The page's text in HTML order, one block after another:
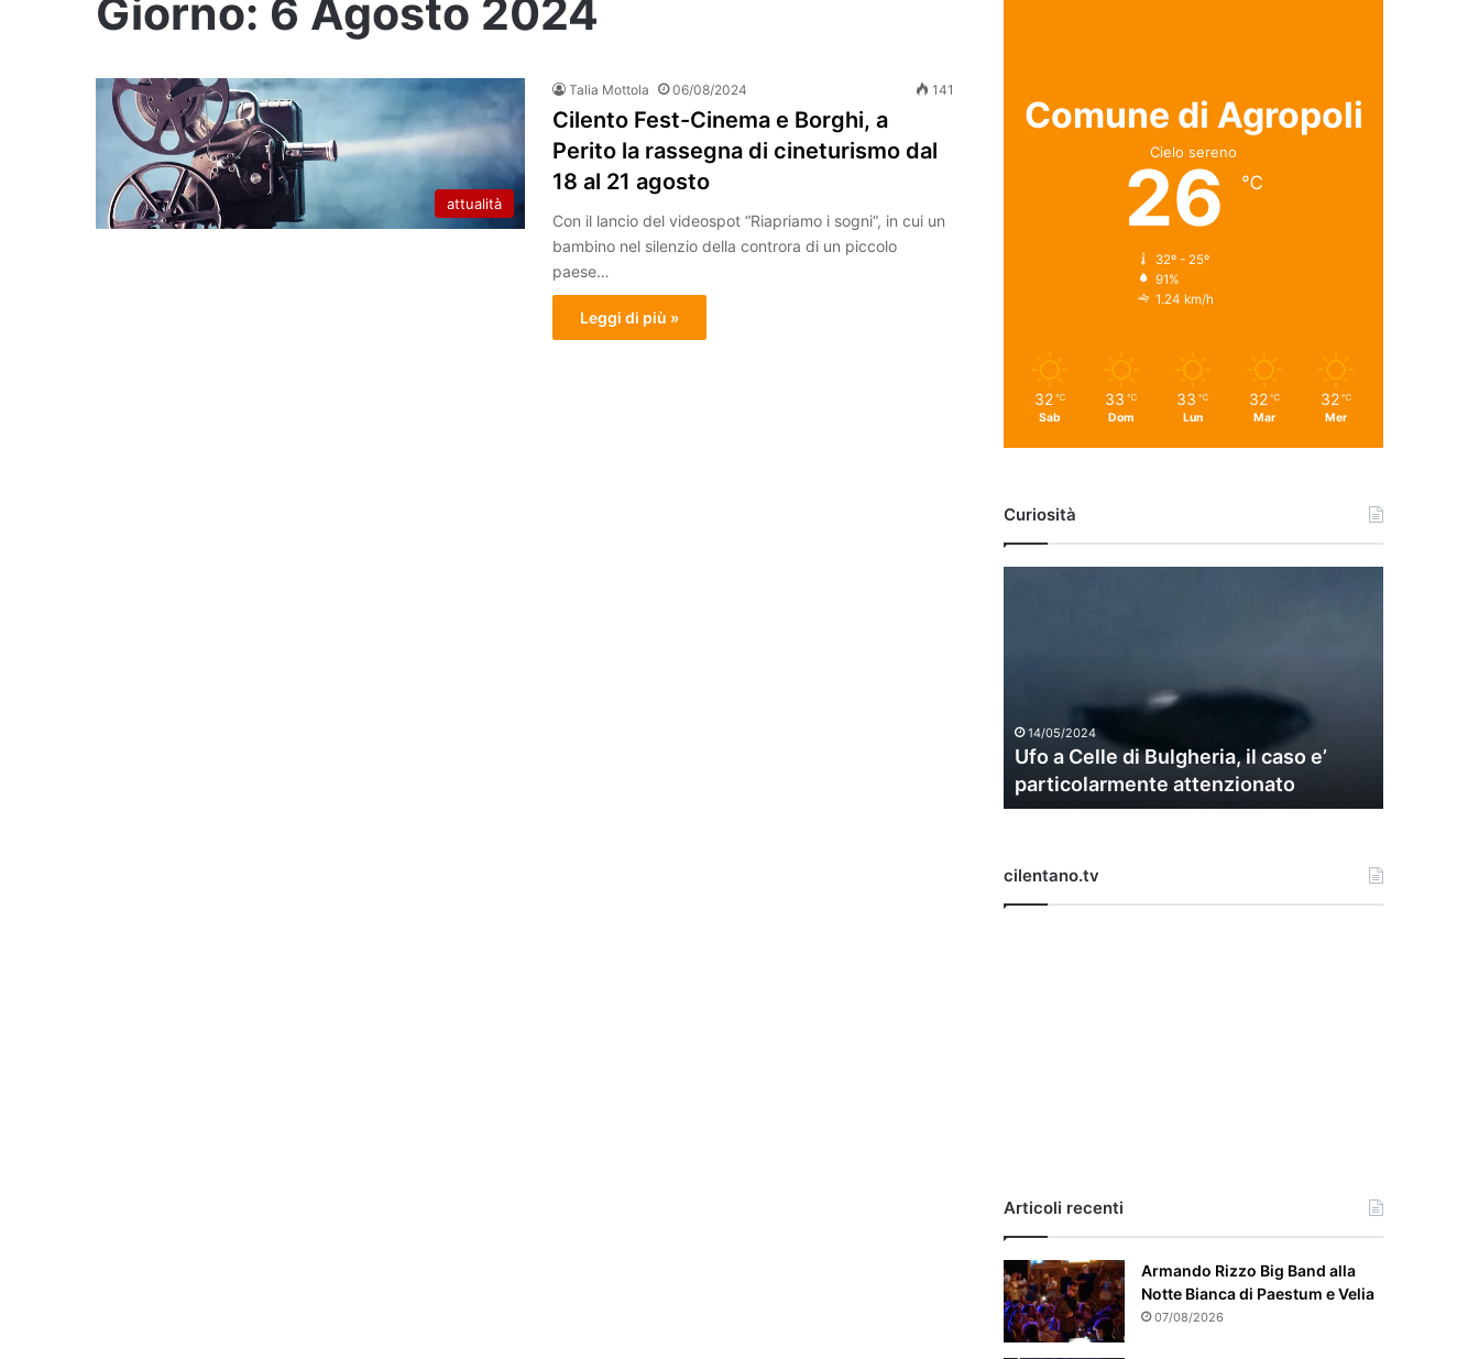
Giorno: 6 Agosto 2024
attualità
Talia Mottola 06/08/2024 141
Cilento Fest-Cinema e Borghi, a
Perito la rassegna di cineturismo dal
18 al 21 agosto
Con il lancio del videospot “Riapriamo i sogni“, in cui un
bambino nel silenzio della controra di un piccolo
paese…
Leggi di più »
Comune di Agropoli
Cielo sereno
26 ℃
32º - 25º
91%
1.24 km/h
32 ℃
Sab
33 ℃
Dom
33 ℃
Lun
32 ℃
Mar
32 ℃
Mer
Curiosità
i
l
g
e
a
r
t
i
14/05/2024
Ufo a Celle di Bulgheria, il caso e’
particolarmente attenzionato
cilentano.tv
Articoli recenti
Armando Rizzo Big Band alla
Notte Bianca di Paestum e Velia
07/08/2026